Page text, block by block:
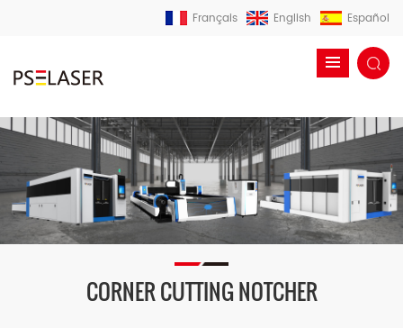
Français English Español
CORNER CUTTING NOTCHER